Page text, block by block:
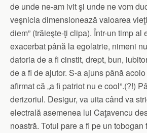
de unde ne-am ivit şi unde ne vom
veşnicia dimensionează valoarea
diem” (trăieşte-ţi clipa). Într-un timp al
exacerbat până la egolatrie, nimeni
datoria de a fi cinstit, drept, bun,
de a fi de ajutor. S-a ajuns până
afirmat că „a fi patriot nu e cool”.(?!)
derizoriul. Desigur, va uita când va
electrală asemenea lui Caţavencu
noastră. Totul pare a fi pe un tobogan